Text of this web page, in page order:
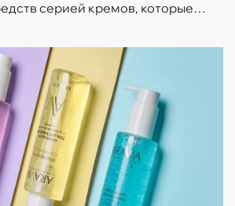
серией кремов, которые
с несо...